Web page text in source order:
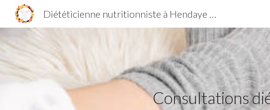
Skip to main
Diététicienne nutritionniste à Hendaye et Saint Jean de Luz
Consultations